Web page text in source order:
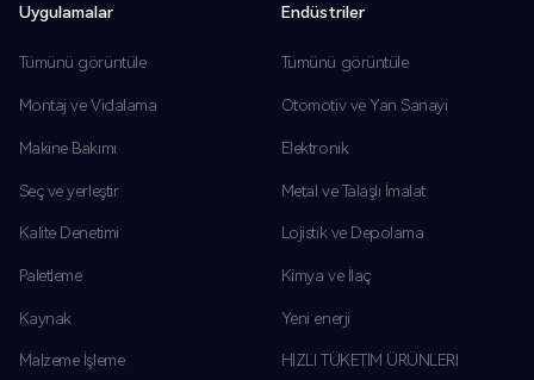
Uygulamalar
Tümünü görüntüle
Montaj ve Vidalama
Makine Bakımı
Seç ve yerleştir
Kalite Denetimi
Paletleme
Kaynak
Malzeme İşleme
Endüstriler
Tümünü görüntüle
Otomotiv ve Yan Sanayi
Elektronik
Metal ve Talaşlı İmalat
Lojistik ve Depolama
Kimya ve İlaç
Yeni enerji
HIZLI TÜKETIM ÜRÜNLERI